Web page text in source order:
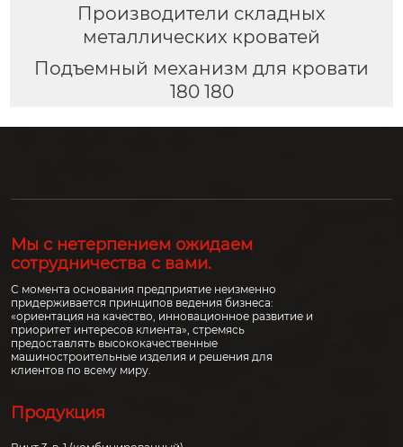
Производители складных
металлических кроватей
Подъемный механизм для кровати
180 180
Мы с нетерпением ожидаем
сотрудничества с вами.
С момента основания предприятие неизменно
придерживается принципов ведения бизнеса:
«ориентация на качество, инновационное развитие и
приоритет интересов клиента», стремясь
предоставлять высококачественные
машиностроительные изделия и решения для
клиентов по всему миру.
Продукция